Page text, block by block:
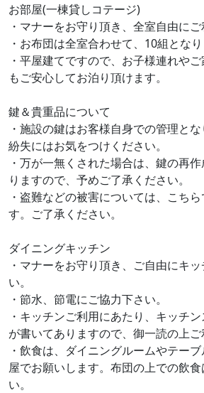
お部屋(⼀棟貸しコテージ)
・マナーをお守り頂き、全室自由にご
・お布団は全室合わせて、10組となり
・平屋建てですので、お子様連れや
もご安⼼してお泊り頂けます。
鍵＆貴重品について
・施設の鍵はお客様自身での管理と
紛失にはお気をつけください。
・万が⼀無くされた場合は、鍵の再
りますので、予めご了承ください。
・盗難などの被害については、こち
す。ご了承ください。
ダイニングキッチン
・マナーをお守り頂き、ご自由にキ
い。
・節水、節電にご協⼒下さい。
・キッチンご利用にあたり、キッチ
が書いてありますので、御⼀読の上ご
・飲食は、ダイニングルームやテー
屋でお願いします。布団の上での飲
い。